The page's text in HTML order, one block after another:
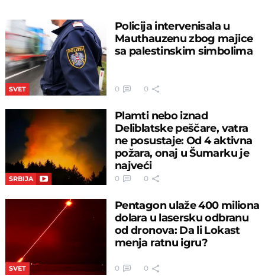
SVET
Policija intervenisala u
Mauthauzenu zbog majice
sa palestinskim simbolima
0 0
SRBIJA
Plamti nebo iznad
Deliblatske peščare, vatra
ne posustaje: Od 4 aktivna
požara, onaj u Šumarku je
najveći
0 0
SVET
Pentagon ulaže 400 miliona
dolara u lasersku odbranu
od dronova: Da li Lokast
menja ratnu igru?
0 0